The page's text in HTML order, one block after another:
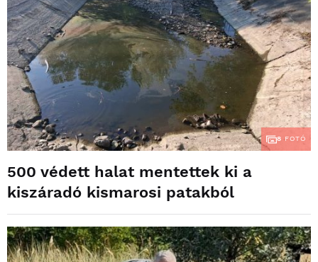
8 FOTÓ
500 védett halat mentettek ki a
kiszáradó kismarosi patakból